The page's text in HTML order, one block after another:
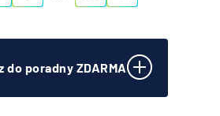
do poradny ZDARMA